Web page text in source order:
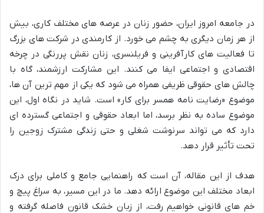
در جامعه امروز ایران، حضور زنان در عرصه های مختلف کاری، بیش
از هر زمان دیگری به چشم می خورد. از کارمندی در شرکت های بزرگ
تا فعالیت های کارآفرینی و فریلنسری، زنان نقش پررنگی در چرخه
اقتصادی و اجتماعی ایفا می کنند. این مشارکت ارزشمند، گاه با
چالش های حقوقی ظریفی همراه می شود که یکی از مهم ترین آن ها،
موضوع «رضایت نامه همسر برای کار» است. شاید در نگاه اول، این
موضوع ساده به نظر برسد، اما ابعاد حقوقی و اجتماعی گسترده ای
دارد که می تواند سرنوشت شغلی و حتی زندگی مشترک زوجین را
تحت تأثیر قرار دهد.
هدف از این مقاله، آن است که راهنمایی جامع و کاملی برای درک
ابعاد مختلف این موضوع ارائه دهد. ما در این مسیر، به سراغ پیچ و
خم های قانونی خواهیم رفت، از زبان خشک قانون فاصله گرفته و